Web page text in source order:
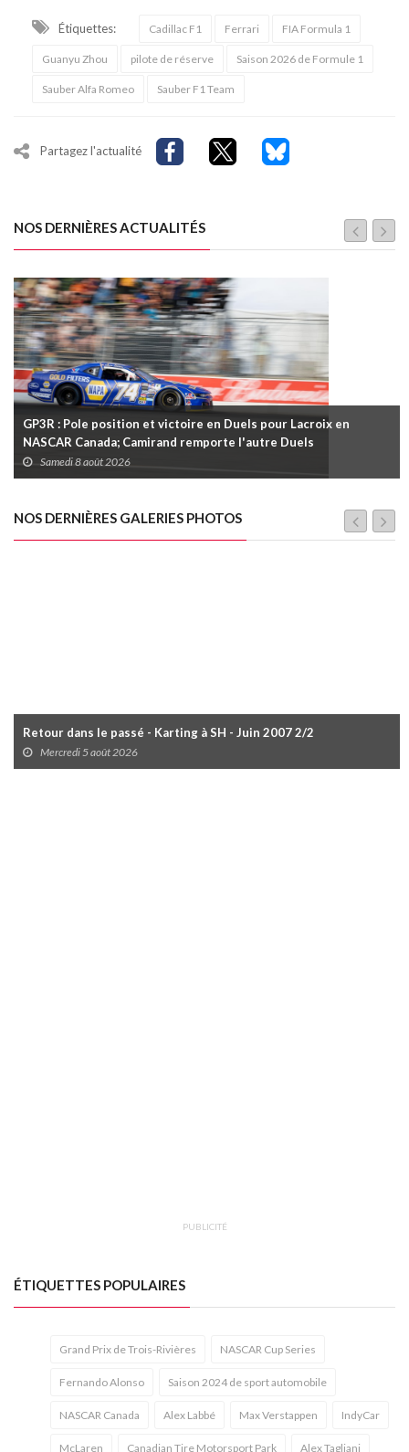
Étiquettes: Cadillac F1 Ferrari FIA Formula 1
Guanyu Zhou pilote de réserve Saison 2026 de Formule 1
Sauber Alfa Romeo Sauber F1 Team
Partagez l'actualité
NOS DERNIÈRES ACTUALITÉS
GP3R : Pole position et victoire en Duels pour Lacroix en
NASCAR Canada; Camirand remporte l'autre Duels
Samedi 8 août 2026
NOS DERNIÈRES GALERIES PHOTOS
Retour dans le passé - Karting à SH - Juin 2007 2/2
Mercredi 5 août 2026
PUBLICITÉ
ÉTIQUETTES POPULAIRES
Grand Prix de Trois-Rivières NASCAR Cup Series
Fernando Alonso Saison 2024 de sport automobile
NASCAR Canada Alex Labbé Max Verstappen IndyCar
McLaren Canadian Tire Motorsport Park Alex Tagliani